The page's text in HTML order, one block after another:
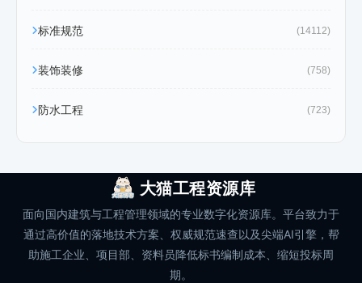
标准规范 (14112)
装饰装修 (758)
防水工程 (723)
大猫工程资源库
面向国内建筑与工程管理领域的专业数字化资源库。平台致力于
通过高价值的落地技术方案、权威规范速查以及尖端AI引擎，帮
助施工企业、项目部、资料员降低标书编制成本、缩短投标周
期。